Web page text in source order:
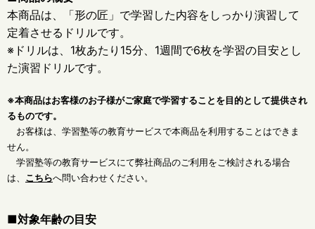
本商品は、「形の匠」で学習した内容をしっかり演習して
定着させるドリルです。
※ドリルは、1枚あたり15分、1週間で6枚を学習の目安とし
た演習ドリルです。
※本商品はお客様のお子様がご家庭で学習することを目的として提供され
るものです。
お客様は、学習塾等の教育サービスで本商品を利用することはできま
せん。
学習塾等の教育サービスにて弊社商品のご利用をご検討される場合
は、 こちらへ問い合わせください。
■対象年齢の目安